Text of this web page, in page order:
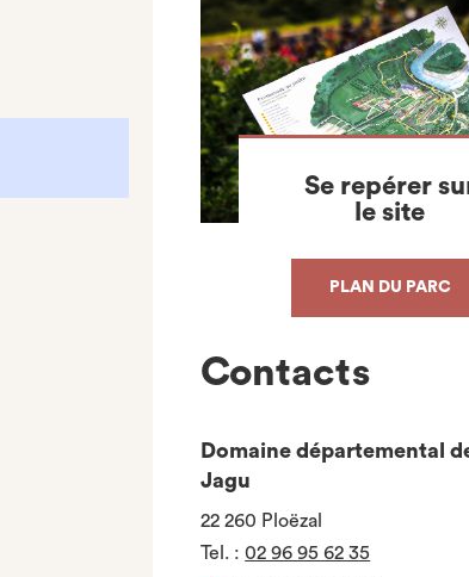
Se repérer
le site
PLAN DU PARC
Contacts
Domaine départemental
Jagu
22 260 Ploëzal
Tel. :02 96 95 62 35